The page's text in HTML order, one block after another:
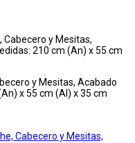
Cabecero y Mesitas,
210 cm (An) x 55 cm